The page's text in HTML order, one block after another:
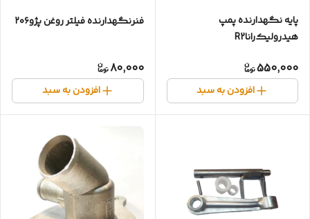
پایه نگهدارنده پمپ
هیدرولیک‌راناR2
550,000
افزودن به سبد
فنر‌نگهدارنده فیلتر روغن پژو۲۰۶
80,000
افزودن به سبد